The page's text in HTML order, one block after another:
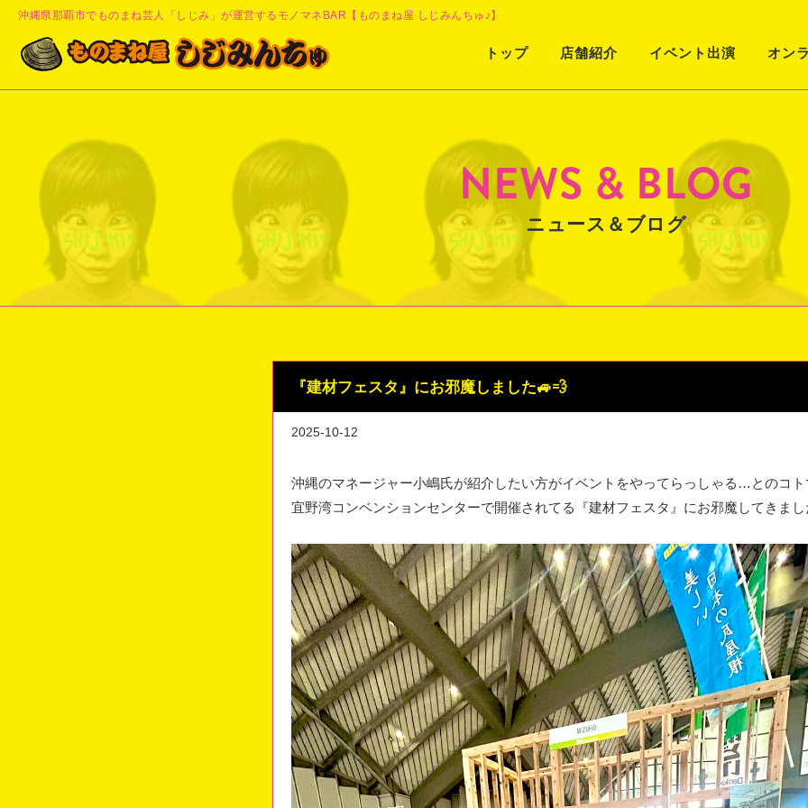
沖縄県那覇市でものまね芸人「しじみ」が運営するモノマネBAR【ものまね屋 しじみんちゅ♪】
Skip
トップ 店舗紹介 イベント出演 オン
NEWS & BLOG
ニュース＆ブログ
『建材フェスタ』にお邪魔しました🚙💨
2025-10-12
沖縄のマネージャー小嶋氏が紹介したい方がイベントをやってらっしゃる…とのコト
宜野湾コンベンションセンターで開催されてる『建材フェスタ』にお邪魔してきま